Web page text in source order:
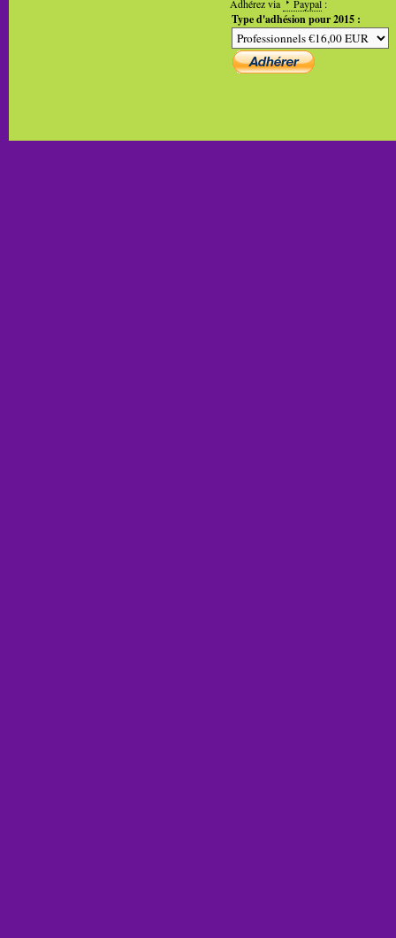
Adhérez via Paypal :
Type d'adhésion pour 2015 :